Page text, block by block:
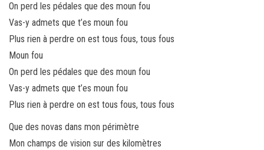
On perd les pédales que des moun fou
Vas-y admets que t’es moun fou
Plus rien à perdre on est tous fous, tous fous
Moun fou
On perd les pédales que des moun fou
Vas-y admets que t’es moun fou
Plus rien à perdre on est tous fous, tous fous
Que des novas dans mon périmètre
Mon champs de vision sur des kilomètres